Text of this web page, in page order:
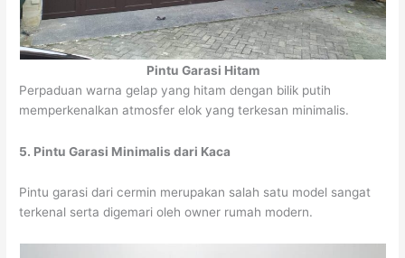
Pintu Garasi Hitam
Perpaduan warna gelap yang hitam dengan bilik putih
memperkenalkan atmosfer elok yang terkesan minimalis.
5. Pintu Garasi Minimalis dari Kaca
Pintu garasi dari cermin merupakan salah satu model sangat
terkenal serta digemari oleh owner rumah modern.